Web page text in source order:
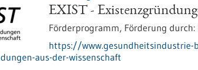
EXIST -
Förderprogramm, Förderung durch:
https://
aus-der-wissenschaft